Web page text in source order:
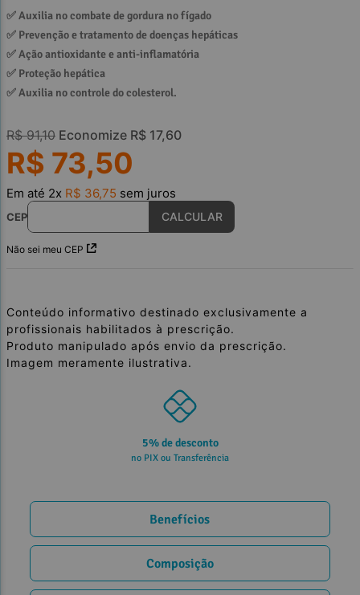
✅ Auxilia no combate de gordura no fígado
✅ Prevenção e tratamento de doenças hepáticas
✅ Ação antioxidante e anti-inflamatória
✅ Proteção hepática
✅ Auxilia no controle do colesterol.
R$ 91,10 Economize R$ 17,60
R$ 73,50
Em até 2x R$ 36,75 sem juros
CEP
Não sei meu CEP
Conteúdo informativo destinado exclusivamente a
profissionais habilitados à prescrição.
Produto manipulado após envio da prescrição.
Imagem meramente ilustrativa.
5% de desconto
no PIX ou Transferência
Benefícios
Composição